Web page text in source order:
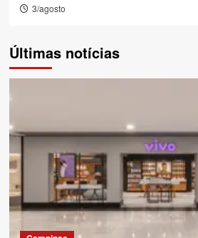
3/agosto
Últimas notícias